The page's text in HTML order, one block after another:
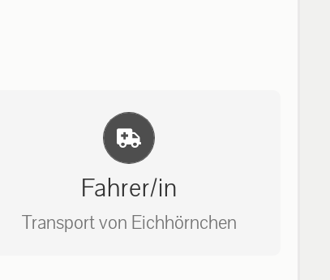
Fahrer/in
Transport von Eichhörnchen
Einlernung und Infos